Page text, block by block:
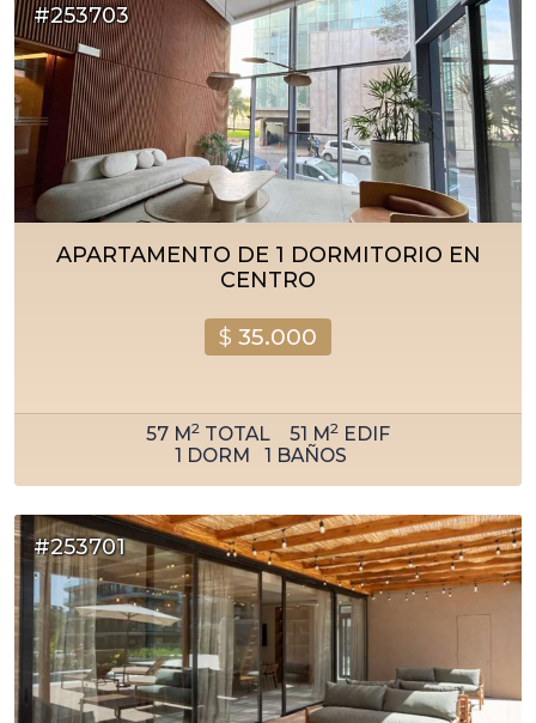
#253703
APARTAMENTO DE 1 DORMITORIO EN
CENTRO
$ 35.000
57 M2 TOTAL 51 M2 EDIF
1 DORM 1 BAÑOS
#253701